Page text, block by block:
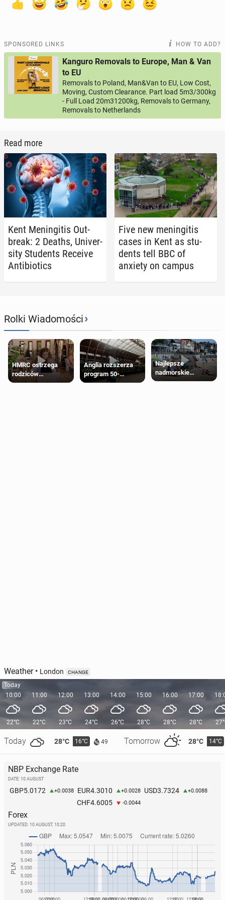
SPONSORED LINKS HOW TO ADD?
Kanguro Removals to Europe, Man & Van
to EU
Removals to Poland, Man&Van to EU, Low Cost,
Moving, Custom Clearance. Part load 5m3/300kg
- Full Load 20m31200kg, Removals to Germany,
Removals to Netherlands
Read more
Kent Menin­gi­tis Out­
break: 2 Deaths, Uni­ver­
si­ty Stu­dents Receive
An­tibi­otics
Five new menin­gi­tis
cases in Kent as stu­
dents tell BBC of
anxiety on campus
Rolki Wiadomości›
HMRC ostrzega
rodziców
pobierających Child
Anglia rozszerza
program 50-
procentowych
Najlepsze
nadmorskie
miasteczko blisko
Weather• London CHANGE
Today
10:00
22°C
Today 28°C 16°C 49 Tomorrow 28°C 14°C
11:00
22°C
12:00
23°C
13:00
24°C
14:00
26°C
15:00
28°C
16:00
28°C
17:00
28°C
NBP Exchange Rate
DATE: 10 AUGUST
GBP5.0172 +0.0038 EUR4.3010 +0.0028 USD3.7324 +0.0088
CHF4.6005 -0.0044
Forex
UPDATED: 10 AUGUST, 10:20